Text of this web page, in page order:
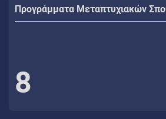
Προγράμματα Μεταπτυχιακών
8